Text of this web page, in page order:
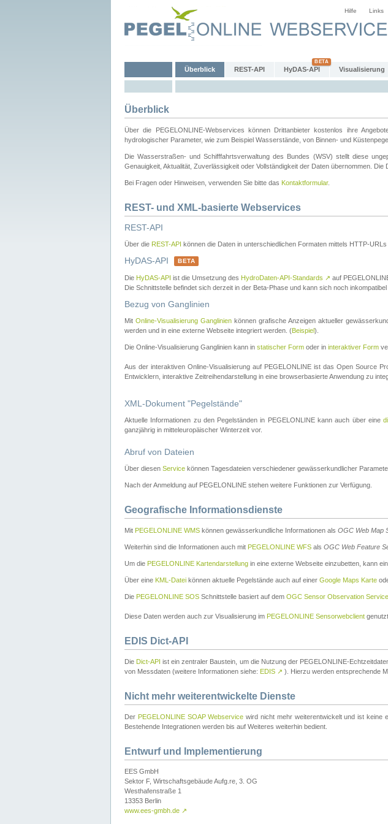
Hilfe Links
Überblick REST-API HyDAS-API Visualisierung
Überblick
Über die PEGELONLINE-Webservices können Drittanbieter kostenlos ihre
hydrologischer Parameter, wie zum Beispiel Wasserstände, von Binnen- und
Die Wasserstraßen- und Schifffahrtsverwaltung des Bundes (WSV) stellt diese
Genauigkeit, Aktualität, Zuverlässigkeit oder Vollständigkeit der Daten übernommen. Die
Bei Fragen oder Hinweisen, verwenden Sie bitte das Kontaktformular.
REST- und XML-basierte Webservices
REST-API
Über die REST-API können die Daten in unterschiedlichen Formaten mittels HTTP-
HyDAS-API BETA
Die HyDAS-API ist die Umsetzung des HydroDaten-API-Standards ↗ auf
Die Schnittstelle befindet sich derzeit in der Beta-Phase und kann sich noch inkompatibel
Bezug von Ganglinien
MitOnline-Visualisierung Ganglinien können grafische Anzeigen aktueller
werden und in eine externe Webseite integriert werden. (Beispiel).
Die Online-Visualisierung Ganglinien kann in statischer Form oder in interaktiver Form
Aus der interaktiven Online-Visualisierung auf PEGELONLINE ist das Open Source
Entwicklern, interaktive Zeitreihendarstellung in eine browserbasierte Anwendung zu
XML-Dokument "Pegelstände"
Aktuelle Informationen zu den Pegelständen in PEGELONLINE kann auch über eine
ganzjährig in mitteleuropäischer Winterzeit vor.
Abruf von Dateien
Über diesen Service können Tagesdateien verschiedener gewässerkundlicher
Nach der Anmeldung auf PEGELONLINE stehen weitere Funktionen zur Verfügung.
Geografische Informationsdienste
Mit PEGELONLINE WMS können gewässerkundliche Informationen als OGC Web Map
Weiterhin sind die Informationen auch mit PEGELONLINE WFS als OGC Web Feature
Um die PEGELONLINE Kartendarstellung in eine externe Webseite einzubetten, kann
Über eine KML-Datei können aktuelle Pegelstände auch auf einer Google Maps Karte
Die PEGELONLINE SOS Schnittstelle basiert auf dem OGC Sensor Observation
Diese Daten werden auch zur Visualisierung im PEGELONLINE Sensorwebclient genutzt.
EDIS Dict-API
Die Dict-API ist ein zentraler Baustein, um die Nutzung der PEGELONLINE-
von Messdaten (weitere Informationen siehe: EDIS ↗ ). Hierzu werden entsprechende
Nicht mehr weiterentwickelte Dienste
Der PEGELONLINE SOAP Webservice wird nicht mehr weiterentwickelt und ist keine
Bestehende Integrationen werden bis auf Weiteres weiterhin bedient.
Entwurf und Implementierung
EES GmbH
Sektor F, Wirtschaftsgebäude Aufg.re, 3. OG
Westhafenstraße 1
13353 Berlin
www.ees-gmbh.de ↗